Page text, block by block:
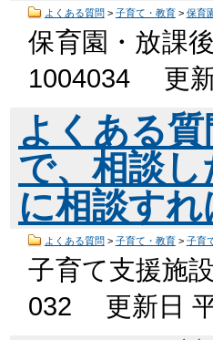
よくある質問 > 子育て・教育> 保育
保育園・放課
1004034 更
よくある
で、相談
に相談す
よくある質問 > 子育て・教育> 子育
子育て支援施
032 更新日